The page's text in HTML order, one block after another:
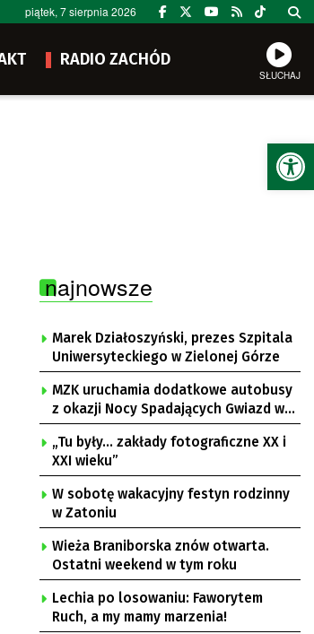
piątek, 7 sierpnia 2026
RADIO ZACHÓD
SŁUCHAJ
najnowsze
Marek Działoszyński, prezes Szpitala
Uniwersyteckiego w Zielonej Górze
MZK uruchamia dodatkowe autobusy
z okazji Nocy Spadających Gwiazd w
Ochli
„Tu były… zakłady fotograficzne XX i
XXI wieku”
W sobotę wakacyjny festyn rodzinny
w Zatoniu
Wieża Braniborska znów otwarta.
Ostatni weekend w tym roku
Lechia po losowaniu: Faworytem
Ruch, a my mamy marzenia!